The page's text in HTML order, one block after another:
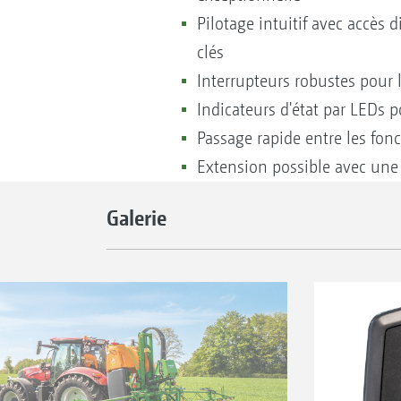
Pilotage intuitif avec accès
clés
Interrupteurs robustes pour
Indicateurs d'état par LEDs
Passage rapide entre les
Extension possible avec
Galerie